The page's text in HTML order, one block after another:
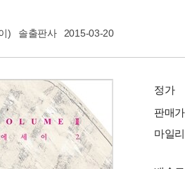
) 솔출판사 2015-03-20
정가
판매가
마일